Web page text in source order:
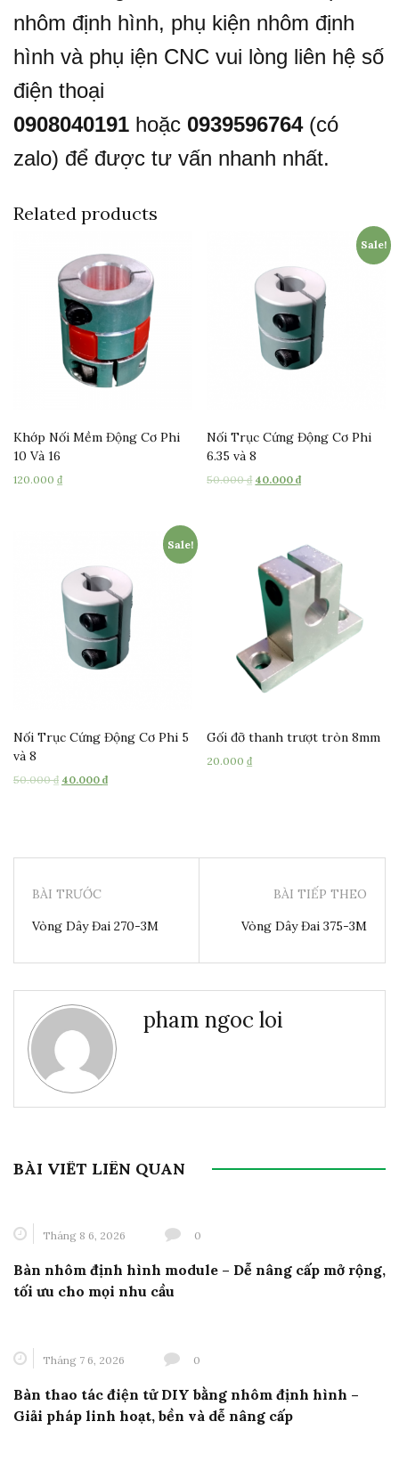
nhôm định hình, phụ kiện nhôm định
hình và phụ iện CNC vui lòng liên hệ số
điện thoại
0908040191 hoặc 0939596764(có
zalo) để được tư vấn nhanh nhất.
Related products
Khớp Nối Mềm Động Cơ Phi
10 Và 16
120.000 ₫
Sale!
Nối Trục Cứng Động Cơ Phi
6.35 và 8
50.000₫ 40.000₫
Sale!
Nối Trục Cứng Động Cơ Phi 5
và 8
50.000₫ 40.000 ₫
Gối đỡ thanh trượt tròn 8mm
20.000₫
BÀI TRƯỚC
Vòng Dây Đai 270-3M
BÀI TIẾP THEO
Vòng Dây Đai 375-3M
pham ngoc loi
BÀI VIẾT LIÊN QUAN
Tháng 8 6, 2026 0
Bàn nhôm định hình module – Dễ nâng cấp mở rộng,
tối ưu cho mọi nhu cầu
Tháng 7 6, 2026 0
Bàn thao tác điện tử DIY bằng nhôm định hình –
Giải pháp linh hoạt, bền và dễ nâng cấp